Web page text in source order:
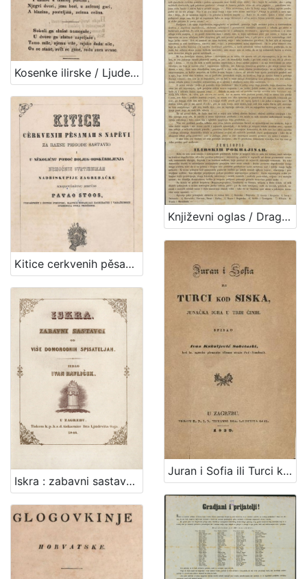
Kosenke ilirske / Ljudevit Gay
Književni oglas / Dragutin Seljan
Kitice cerkvenih pěsamah s napěvi / za razne prigode sastavio Pavao Stoos
Juran i Sofia ili Turci kod Siska, junačka igra u trih činih / spisao Ivan Kukuljević Sakcinski. U Zagrebu, 1839.
Iskra : zabavni sastavci od više domorodnih spisateljah